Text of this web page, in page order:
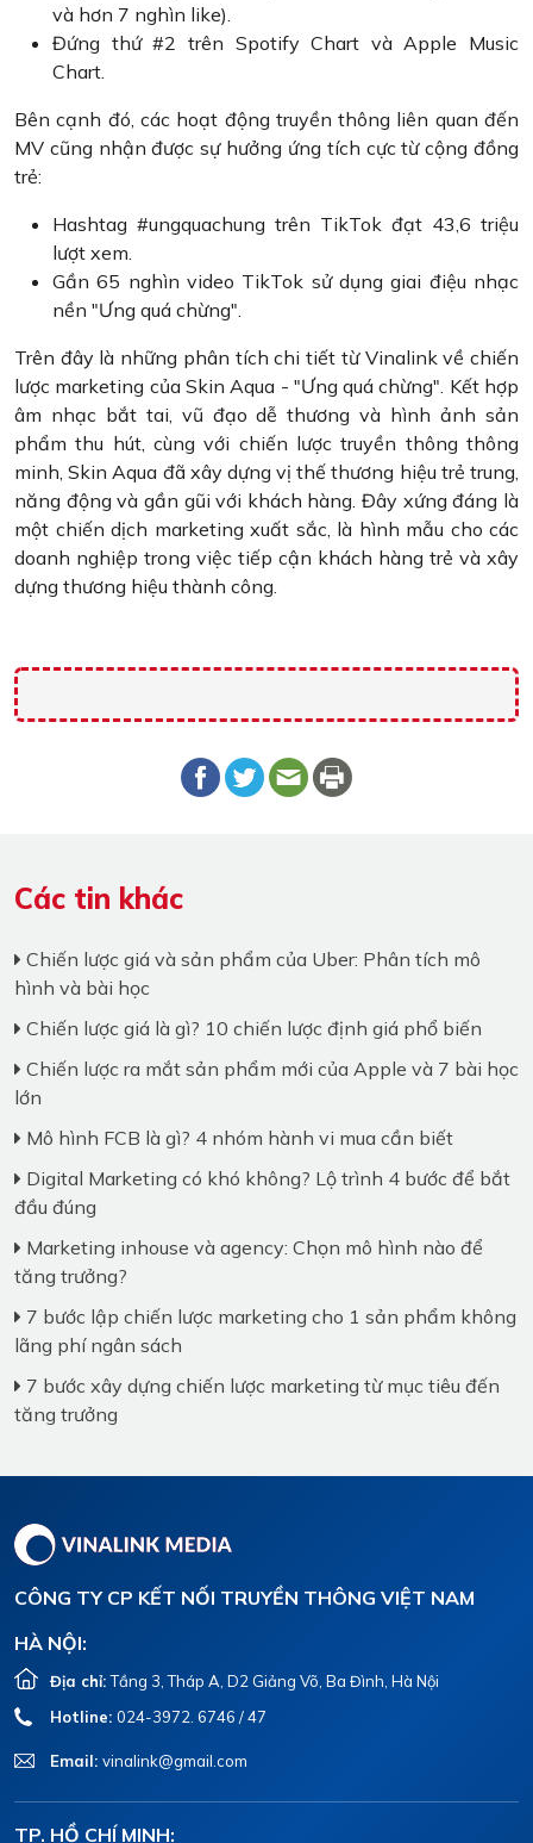
và hơn 7 nghìn like).
Đứng thứ #2 trên Spotify Chart và Apple Music
Chart.
Bên cạnh đó, các hoạt động truyền thông liên quan đến
MV cũng nhận được sự hưởng ứng tích cực từ cộng đồng
trẻ:
Hashtag #ungquachung trên TikTok đạt 43,6 triệu
lượt xem.
Gần 65 nghìn video TikTok sử dụng giai điệu nhạc
nền "Ưng quá chừng".
Trên đây là những phân tích chi tiết từ Vinalink về chiến
lược marketing của Skin Aqua - "Ưng quá chừng". Kết hợp
âm nhạc bắt tai, vũ đạo dễ thương và hình ảnh sản
phẩm thu hút, cùng với chiến lược truyền thông thông
minh, Skin Aqua đã xây dựng vị thế thương hiệu trẻ trung,
năng động và gần gũi với khách hàng. Đây xứng đáng là
một chiến dịch marketing xuất sắc, là hình mẫu cho các
doanh nghiệp trong việc tiếp cận khách hàng trẻ và xây
dựng thương hiệu thành công.
Các tin khác
Chiến lược giá và sản phẩm của Uber: Phân tích mô
hình và bài học
Chiến lược giá là gì? 10 chiến lược định giá phổ biến
Chiến lược ra mắt sản phẩm mới của Apple và 7 bài học
lớn
Mô hình FCB là gì? 4 nhóm hành vi mua cần biết
Digital Marketing có khó không? Lộ trình 4 bước để bắt
đầu đúng
Marketing inhouse và agency: Chọn mô hình nào để
tăng trưởng?
7 bước lập chiến lược marketing cho 1 sản phẩm không
lãng phí ngân sách
7 bước xây dựng chiến lược marketing từ mục tiêu đến
tăng trưởng
CÔNG TY CP KẾT NỐI TRUYỀN THÔNG VIỆT NAM
HÀ NỘI:
Địa chỉ:Tầng 3, Tháp A, D2 Giảng Võ, Ba Đình, Hà Nội
Hotline: 024-3972. 6746 / 47
Email: vinalink@gmail.com
TP. HỒ CHÍ MINH: